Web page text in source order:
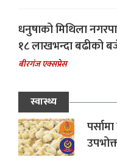
धनुषाको मिथिला
१८ लाखभन्दा बढीको
बीरगंज एक्सप्रेस
स्वास्थ्य